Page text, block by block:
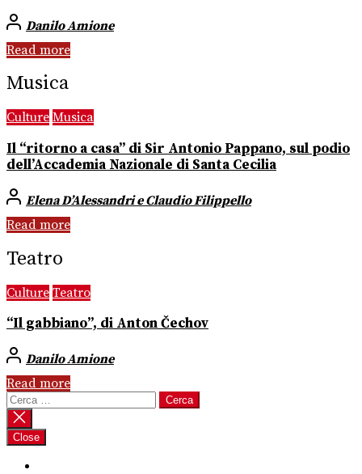
Danilo Amione
Read more
Musica
Culture Musica
Il “ritorno a casa” di Sir Antonio Pappano, sul podio
dell’Accademia Nazionale di Santa Cecilia
Elena D’Alessandri e Claudio Filippello
Read more
Teatro
Culture Teatro
“Il gabbiano”, di Anton Čechov
Danilo Amione
Read more
Ricerca
per:
Close